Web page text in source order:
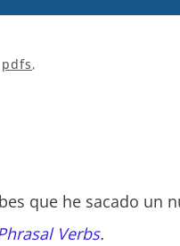
pdfs,
que he sacado un
Verbs.